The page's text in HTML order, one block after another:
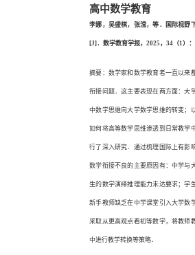
高中数学教育
李娜，吴盛棋，张滢，等．国际视野
[J]．数学教育学报，2025，34（1）：
摘要：数学家和数学教育者一直以来
衔接问题．这主要表现在两方面：大
中数学思维向大学数学思维的转变；
如何将高等数学思维渗透到日常教学
行了深入研究．通过梳理国际上有影
数学衔接不良的主要原因有：中学与
生的数学演绎推理能力未达要求；学
新手教师缺乏在中学课堂引入大学数
采取从更高观点看初等数学，将教师
中进行教学转换等策略．